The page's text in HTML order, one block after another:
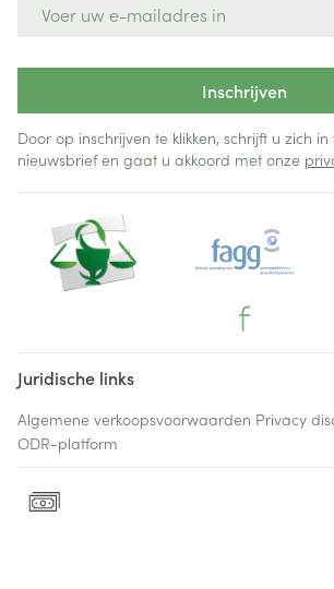
Inschrijven
Door op inschrijven te klikken, schrijft u zich
nieuwsbrief en gaat u akkoord met onze
Juridische links
Algemene verkoopsvoorwaarden Privacy
ODR-platform